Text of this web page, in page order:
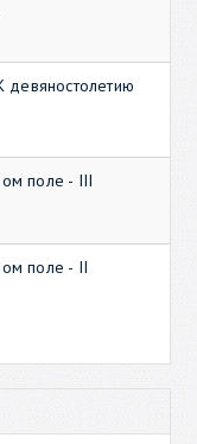
девяностолетию
поле - III
поле - II